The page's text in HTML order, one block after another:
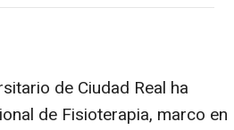
de Ciudad Real ha
de Fisioterapia, marco en